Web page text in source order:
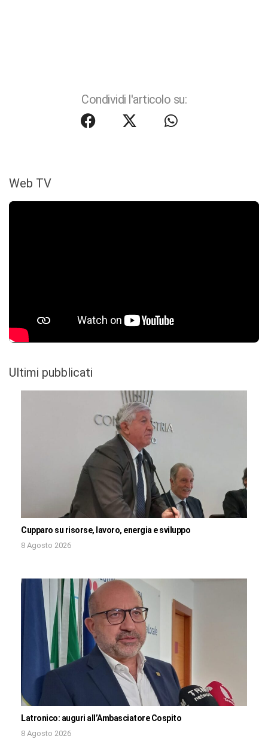
Condividi l'articolo su:
Web TV
Ultimi pubblicati
Cupparo su risorse, lavoro, energia e sviluppo
8 Agosto 2026
Latronico: auguri all’Ambasciatore Cospito
8 Agosto 2026